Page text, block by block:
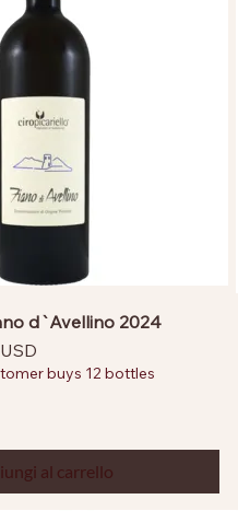
d`Avellino 2024
scontato
buys 12 bottles
al carrello